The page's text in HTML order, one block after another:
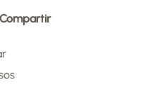
Compartir